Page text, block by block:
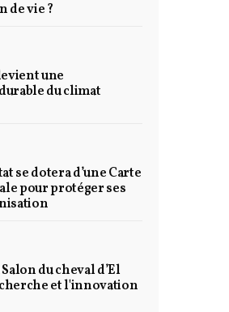
de vie ?
une
du climat
se dotera d’une Carte
pour protéger ses
Salon du cheval d’El
et l'innovation